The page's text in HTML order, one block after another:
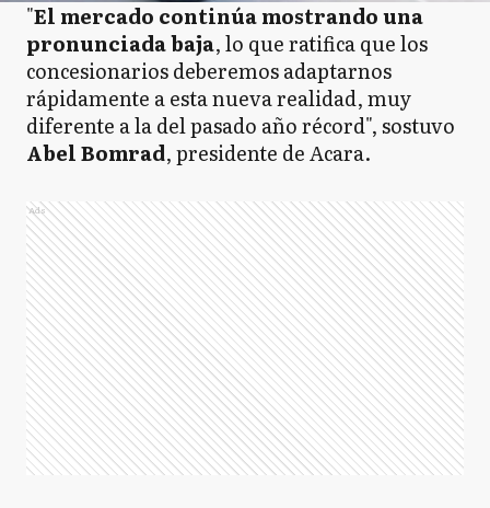
"El mercado continúa mostrando una
pronunciada baja, lo que ratifica que los
concesionarios deberemos adaptarnos
rápidamente a esta nueva realidad, muy
diferente a la del pasado año récord", sostuvo
Abel Bomrad, presidente de Acara.
Ads